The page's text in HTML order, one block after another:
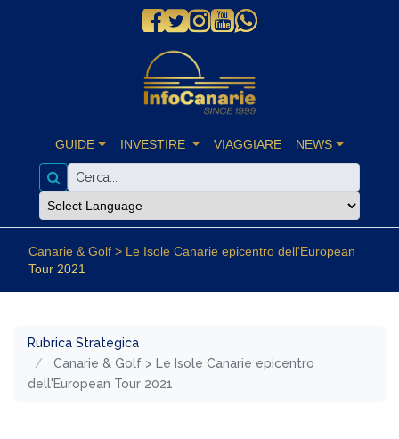
GUIDE INVESTIRE VIAGGIARE NEWS
Canarie & Golf > Le Isole Canarie epicentro dell'European
Tour 2021
Rubrica Strategica
Canarie & Golf > Le Isole Canarie epicentro
dell'European Tour 2021